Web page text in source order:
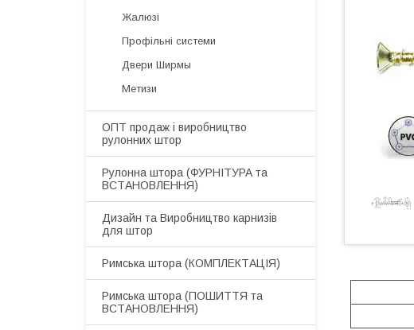
Жалюзі
Профільні системи
Двери Ширмы
Метизи
ОПТ продаж і виробництво
рулонних штор
​Рулонна штора (ФУРНІТУРА та
ВСТАНОВЛЕННЯ)
Дизайн та Виробництво карнизів
для штор
​Римська штора (КОМПЛЕКТАЦІЯ)
Римська штора (ПОШИТТЯ та
ВСТАНОВЛЕННЯ)